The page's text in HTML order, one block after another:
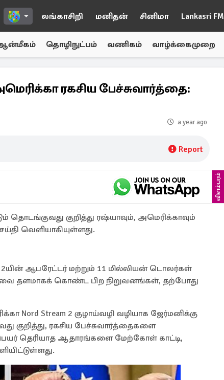
லங்காசிறி மனிதன் சினிமா Lankasri FM
தொழிநுட்பம் வணிகம் வாழ்க்கைமுறை
ரகசிய பேச்சுவார்த்தை:
a year ago
Report
விளம்பரம்
தொடங்குவது குறித்து ரஷ்யாவும், அமெரிக்காவும்
வெளியாகியுள்ளது.
2யின் ஆபரேட்டர் மற்றும் 11 மில்லியன் டொலர்கள்
தளமாகக் கொண்ட பிற நிறுவனங்கள், தற்போது
Nord Stream 2 குழாய்வழி வழியாக ஜேர்மனிக்கு
குறித்து, ரகசிய பேச்சுவார்த்தைகளை
தெரியாத ஆதாரங்களை மேற்கோள் காட்டி,